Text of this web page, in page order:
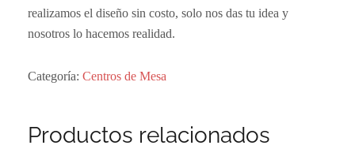
realizamos el diseño sin costo, solo nos das tu idea y
nosotros lo hacemos realidad.
Categoría: Centros de Mesa
Productos relacionados